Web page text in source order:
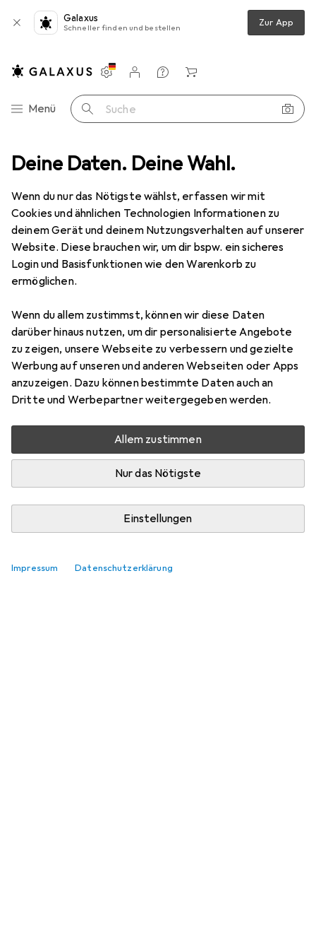
Deine Daten. Deine Wahl.
Wenn du nur das Nötigste wählst, erfassen wir mit
Cookies und ähnlichen Technologien Informationen zu
deinem Gerät und deinem Nutzungsverhalten auf unserer
Website. Diese brauchen wir, um dir bspw. ein sicheres
Login und Basisfunktionen wie den Warenkorb zu
ermöglichen.
Wenn du allem zustimmst, können wir diese Daten
darüber hinaus nutzen, um dir personalisierte Angebote
zu zeigen, unsere Webseite zu verbessern und gezielte
Werbung auf unseren und anderen Webseiten oder Apps
anzuzeigen. Dazu können bestimmte Daten auch an
Dritte und Werbepartner weitergegeben werden.
Allem zustimmen
Nur das Nötigste
Einstellungen
Impressum Datenschutzerklärung
Galaxus
Schneller finden und bestellen Zur App
Navigation nach Kategorien
Menü Suche
Einstellungen
Kundenkonto
Vergleichslisten
Merklisten
Warenkorb
Kleiderschrank vidaXL Dorcoles (4 Böden)
EUR
210,14
Hier findest du passendes Zubehör zum Produkt vidaXL
Dorcoles (4 Böden).